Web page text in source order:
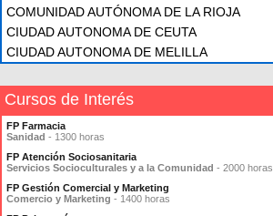
COMUNIDAD AUTÓNOMA DE LA RIOJA
CIUDAD AUTONOMA DE CEUTA
CIUDAD AUTONOMA DE MELILLA
Cursos de Interés
FP Farmacia
Sanidad - 1300 horas
FP Atención Sociosanitaria
Servicios Socioculturales y a la Comunidad - 2000 horas
FP Gestión Comercial y Marketing
Comercio y Marketing - 1400 horas